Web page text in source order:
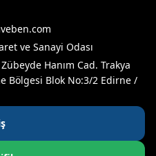
ve Sanayi Odası
Hanım Cad. Trakya
Bölgesi Blok No:3/2 Edirne /